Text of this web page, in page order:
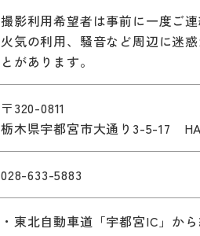
撮影利用希望者は事前に一度ご連
火気の利用、騒音など周辺に迷
とがあります。
〒320-0811
栃木県宇都宮市大通り3-5-17
028-633-5883
・東北自動車道「宇都宮IC」か